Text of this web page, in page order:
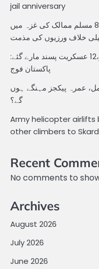
jail anniversary
پاکستان، سعودی عرب سمیت 8 مسلم ممالک کی غزہ میں
خلاف ورزیوں کی مذمت
بلوچستان میں انٹیلی جنس آپریشنز،12 عسکریت پسند مارے گئے:
پاکستان فوج
عمرہ پیکجز مہنگے ہوں
گے؟
Army helicopter airlifts
other climbers to
Recent
No comments to
Archives
August 2026
July 2026
June 2026